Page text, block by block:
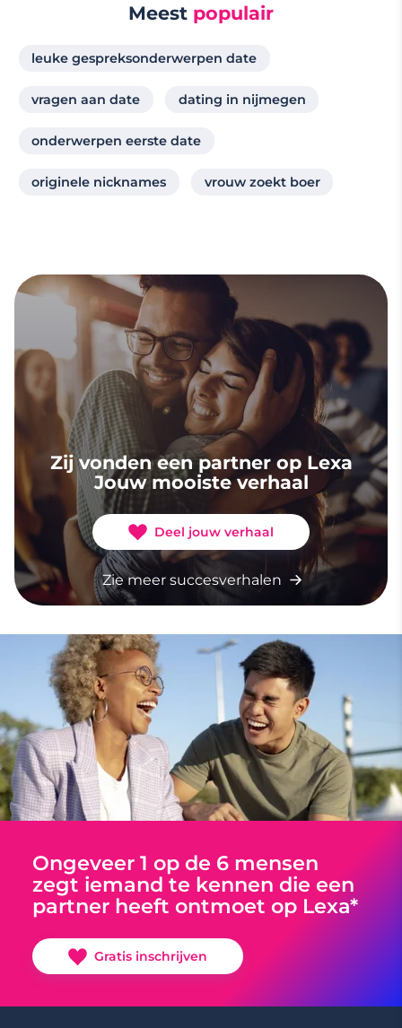
Meest populair
leuke gespreksonderwerpen date
vragen aan date dating in nijmegen
onderwerpen eerste date
originele nicknames vrouw zoekt boer
Zij vonden een partner op Lexa
Jouw mooiste verhaal
Deel jouw verhaal
Zie meer succesverhalen
Ongeveer 1 op de 6 mensen
zegt iemand te kennen die een
partner heeft ontmoet op Lexa*
Gratis inschrijven